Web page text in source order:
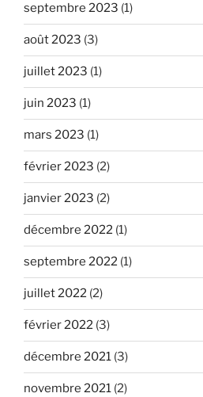
septembre 2023 (1)
août 2023 (3)
juillet 2023 (1)
juin 2023 (1)
mars 2023 (1)
février 2023 (2)
janvier 2023 (2)
décembre 2022 (1)
septembre 2022 (1)
juillet 2022 (2)
février 2022 (3)
décembre 2021 (3)
novembre 2021 (2)